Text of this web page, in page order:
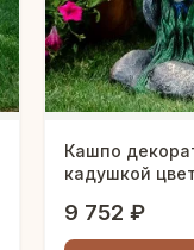
Кашпо
кадушкой
9 752 ₽